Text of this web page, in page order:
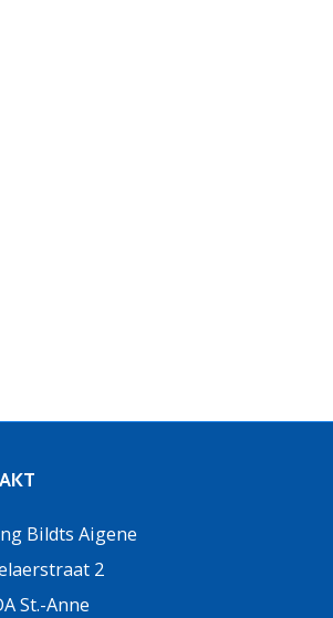
Bildts Aigene
2
St.-Anne